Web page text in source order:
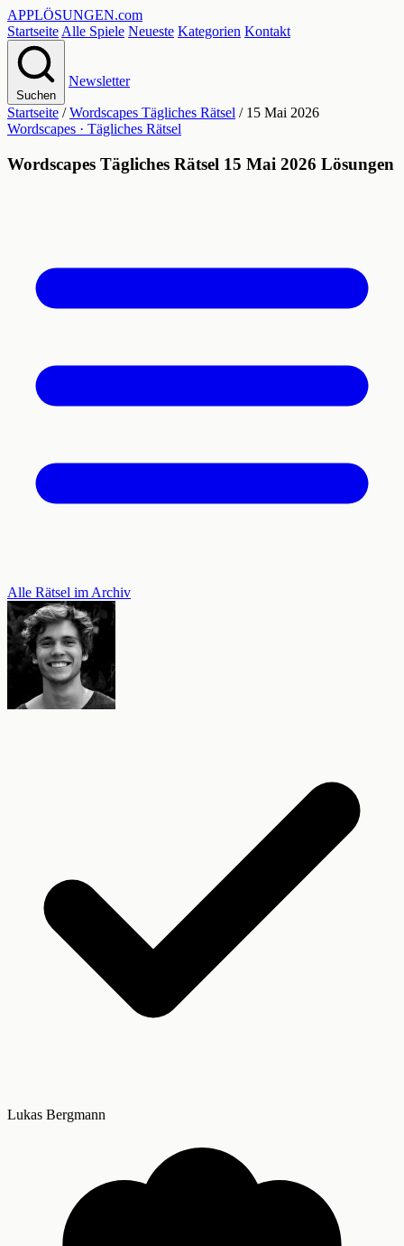
APPLÖSUNGEN.com
Startseite Alle Spiele Neueste Kategorien Kontakt
Suchen
Newsletter
Startseite / Wordscapes Tägliches Rätsel / 15 Mai 2026
Wordscapes · Tägliches Rätsel
Wordscapes Tägliches Rätsel 15 Mai 2026 Lösungen
Alle Rätsel im Archiv
Lukas Bergmann